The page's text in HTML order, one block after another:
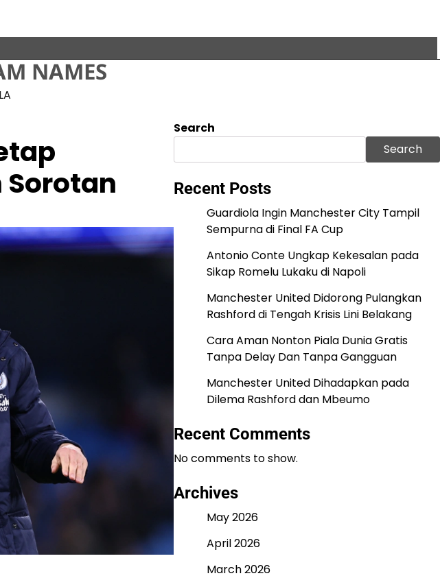
NAMES
Sorotan
Search
Search
Recent Posts
Guardiola Ingin Manchester City Tampil
Sempurna di Final FA Cup
Antonio Conte Ungkap Kekesalan pada
Sikap Romelu Lukaku di Napoli
Manchester United Didorong Pulangkan
Rashford di Tengah Krisis Lini Belakang
Cara Aman Nonton Piala Dunia Gratis
Tanpa Delay Dan Tanpa Gangguan
Manchester United Dihadapkan pada
Dilema Rashford dan Mbeumo
Recent Comments
No comments to show.
Archives
May 2026
April 2026
March 2026